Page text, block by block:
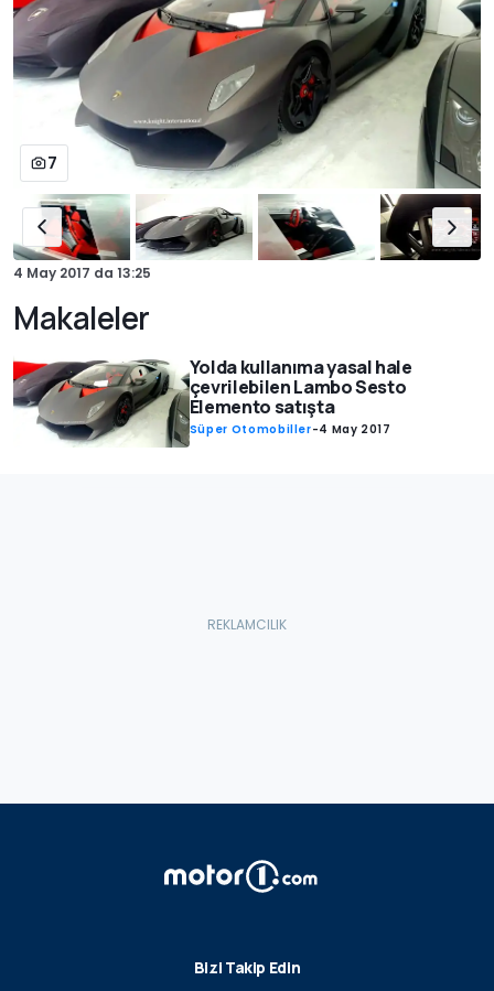
7
4 May 2017 da 13:25
Makaleler
Yolda kullanıma yasal hale
çevrilebilen Lambo Sesto
Elemento satışta
Süper Otomobiller-4 May 2017
Bizi Takip Edin